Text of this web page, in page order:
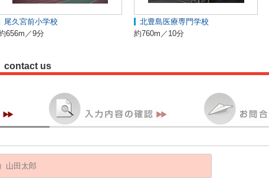
尾久宮前小学校
656m／9分
北豊島医療専門学校
約760m／10分
contact us